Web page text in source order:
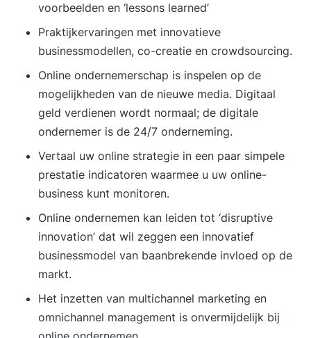
voorbeelden en ‘lessons learned’
Praktijkervaringen met innovatieve
businessmodellen, co-creatie en crowdsourcing.
Online ondernemerschap is inspelen op de
mogelijkheden van de nieuwe media. Digitaal
geld verdienen wordt normaal; de digitale
ondernemer is de 24/7 onderneming.
Vertaal uw online strategie in een paar simpele
prestatie indicatoren waarmee u uw online-
business kunt monitoren.
Online ondernemen kan leiden tot ‘disruptive
innovation’ dat wil zeggen een innovatief
businessmodel van baanbrekende invloed op de
markt.
Het inzetten van multichannel marketing en
omnichannel management is onvermijdelijk bij